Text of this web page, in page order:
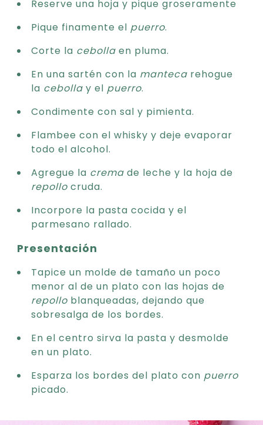
Reserve una hoja y pique groseramente
Pique finamente el puerro.
Corte la cebolla en pluma.
En una sartén con la manteca rehogue
la cebolla y el puerro.
Condimente con sal y pimienta.
Flambee con el whisky y deje evaporar
todo el alcohol.
Agregue la crema de leche y la hoja de
repollo cruda.
Incorpore la pasta cocida y el
parmesano rallado.
Presentación
Tapice un molde de tamaño un poco
menor al de un plato con las hojas de
repollo blanqueadas, dejando que
sobresalga de los bordes.
En el centro sirva la pasta y desmolde
en un plato.
Esparza los bordes del plato con puerro
picado.